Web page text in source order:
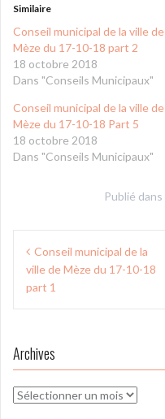
Similaire
Conseil municipal de la ville de
Mèze du 17-10-18 part 2
18 octobre 2018
Dans "Conseils Municipaux"
Conseil municipal de la ville de
Mèze du 17-10-18 Part 5
18 octobre 2018
Dans "Conseils Municipaux"
Publié dans
Navigation
de
l’article
Conseil municipal de la
ville de Mèze du 17-10-18
part 1
Archives
Archives